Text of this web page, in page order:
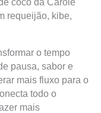
coco da Carole
requeijão, kibe,
o tempo
pausa, sabor e
mais fluxo para o
todo o
mais